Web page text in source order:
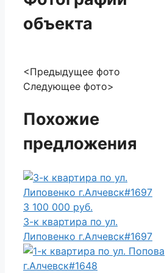
объекта
<Предыдущее фото
Следующее фото>
Похожие
предложения
3 100 000 руб.
3-к квартира по ул.
Липовенко г.Алчевск#1697